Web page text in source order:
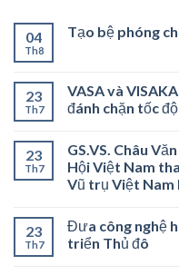
04
Th8
Tạo bệ phóng
23
Th7
VASA và
đánh chặn tốc
23
Th7
GS.VS. Châu
Hội Việt Nam
Vũ trụ Việt Nam
23
Th7
Đưa công nghệ
triển Thủ đô